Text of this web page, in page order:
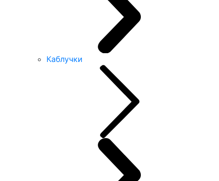
Каблучки